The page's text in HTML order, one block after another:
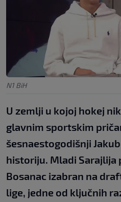
N1 BiH
U zemlji u kojoj hokej
glavnim sportskim
šesnaestogodišnji
historiju. Mladi Sarajlija
Bosanac izabran na
lige, jedne od ključnih